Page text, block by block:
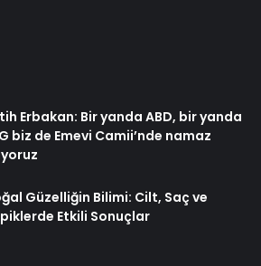
Erbakan: Bir yanda ABD, bir yanda
biz de Emevi Camii’nde namaz
Güzelliğin Bilimi: Cilt, Saç ve
Etkili Sonuçlar